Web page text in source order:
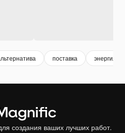
поставка энергия
создания ваших лучших работ.